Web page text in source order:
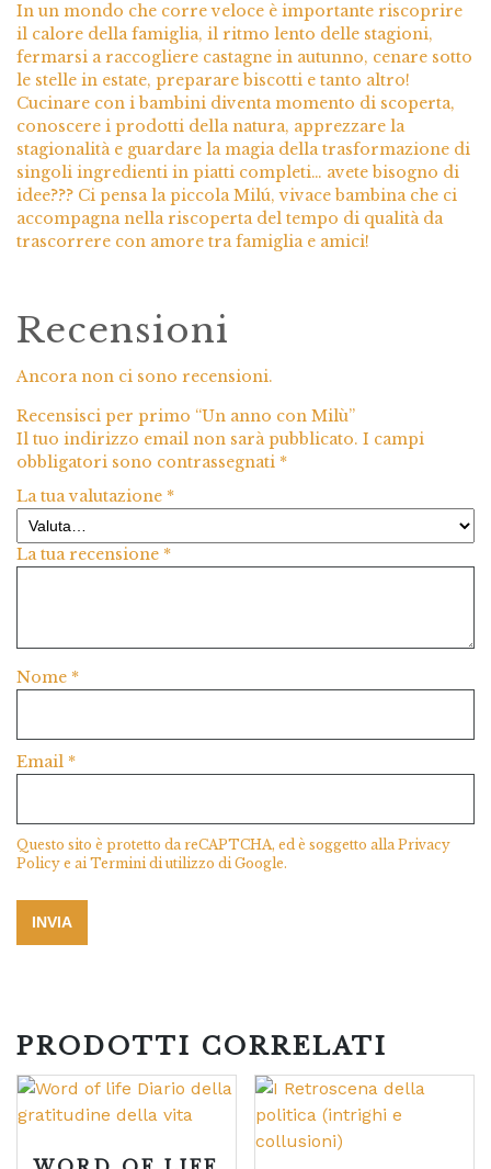
In un mondo che corre veloce è importante riscoprire
il calore della famiglia, il ritmo lento delle stagioni,
fermarsi a raccogliere castagne in autunno, cenare sotto
le stelle in estate, preparare biscotti e tanto altro!
Cucinare con i bambini diventa momento di scoperta,
conoscere i prodotti della natura, apprezzare la
stagionalità e guardare la magia della trasformazione di
singoli ingredienti in piatti completi… avete bisogno di
idee??? Ci pensa la piccola Milú, vivace bambina che ci
accompagna nella riscoperta del tempo di qualità da
trascorrere con amore tra famiglia e amici!
Recensioni
Ancora non ci sono recensioni.
Recensisci per primo “Un anno con Milù”
Il tuo indirizzo email non sarà pubblicato. I campi
obbligatori sono contrassegnati *
La tua valutazione *
La tua recensione *
Nome *
Email *
Questo sito è protetto da reCAPTCHA, ed è soggetto allaPrivacy
Policy e aiTermini di utilizzo di Google.
PRODOTTI CORRELATI